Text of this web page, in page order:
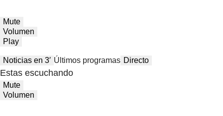
Mute
Volumen
Play
Noticias en 3′ Últimos programas Directo
Estas escuchando
Mute
Volumen